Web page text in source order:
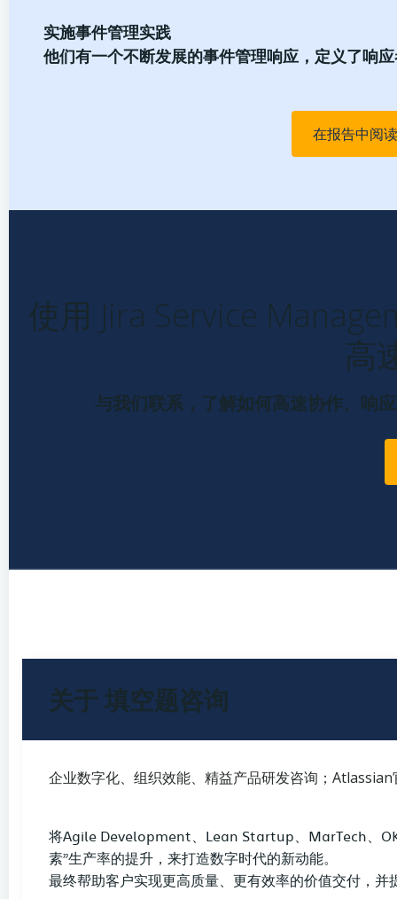
实施事件管理实践
他们有一个不断发展的事件管理响应，定义了响
在报告中阅
使用 Jira Service
高
与我们联系，了解如何高速协作、响
关于填空题咨询
企业数字化、组织效能、精益产品研发咨询；
将Agile Development、Lean Startup、MarTech、
素”生产率的提升，来打造数字时代的新动能。
最终帮助客户实现更高质量、更有效率的价值交付，